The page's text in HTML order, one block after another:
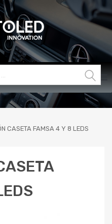
MENU
CASETA FAMSA 4 Y 8 LEDS